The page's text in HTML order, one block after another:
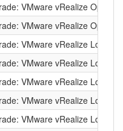
VMware vRealize
VMware vRealize
VMware vRealize Log
VMware vRealize Log
VMware vRealize Log
VMware vRealize Log
VMware vRealize Log